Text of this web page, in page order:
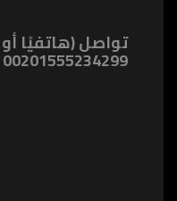
تواصل (هاتفيًا
00201555234299